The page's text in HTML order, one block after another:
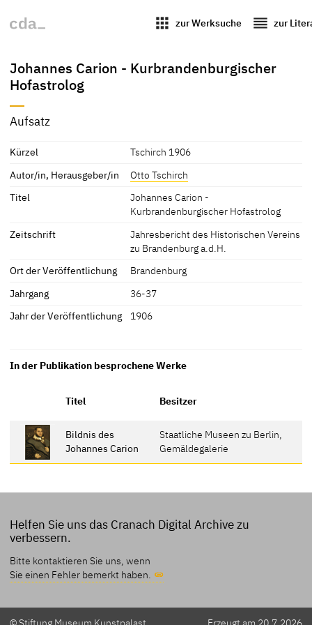
apps zur Werksuche reorder zur
Johannes Carion - Kurbrandenburgischer
Hofastrolog
Aufsatz
Kürzel
Tschirch 1906
Autor/in, Herausgeber/in
Otto Tschirch
Titel
Johannes Carion -
Kurbrandenburgischer Hofastrolog
Zeitschrift
Jahresbericht des Historischen Vereins
zu Brandenburg a.d.H.
Ort der Veröffentlichung
Brandenburg
Jahrgang
36-37
Jahr der Veröffentlichung
1906
In der Publikation besprochene Werke
Titel Besitzer
Bildnis des
Johannes Carion
Staatliche Museen zu Berlin,
Gemäldegalerie
Helfen Sie uns das Cranach Digital Archive zu
verbessern.
Bitte kontaktieren Sie uns, wenn
Sie einen Fehler bemerkt haben.